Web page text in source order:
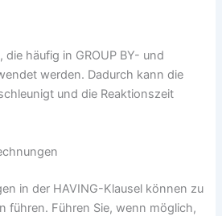
die häufig in GROUP BY- und
werden. Dadurch kann die
und die Reaktionszeit
in der HAVING-Klausel können zu
führen. Führen Sie, wenn möglich,